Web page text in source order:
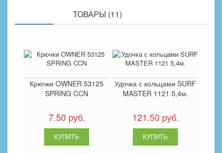
ТОВАРЫ (11)
Крючки OWNER 53125
SPRING CCN
7.50 руб.
Удочка с кольцами SURF
MASTER 1121 5,4м.
121.50 руб.